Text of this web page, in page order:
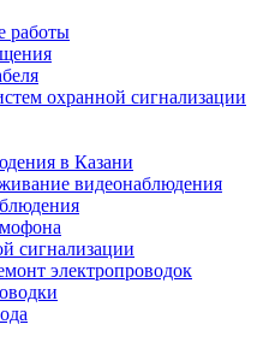
работы
охранной сигнализации
в Казани
видеонаблюдения
сигнализации
электропроводок